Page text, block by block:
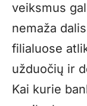
veiksmus
nemaža
filialuose
užduočių ir
Kai kurie